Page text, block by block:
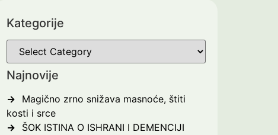
Kategorije
Najnovije
Magično zrno snižava masnoće, štiti
kosti i srce
ŠOK ISTINA O ISHRANI I DEMENCIJI